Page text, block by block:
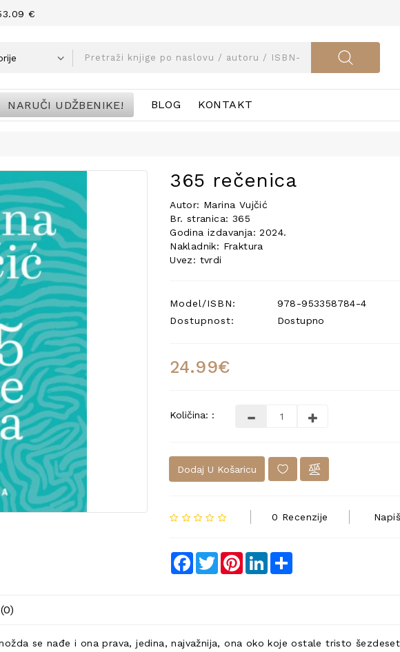
€
NARUČI UDŽBENIKE! BLOG KONTAKT
365 rečenica
Autor: Marina Vujčić
Br. stranica: 365
Godina izdavanja: 2024.
Nakladnik: Fraktura
Uvez: tvrdi
Model/ISBN:
978-953358784-4
Dostupnost:
Dostupno
24.99€
Količina: :
Dodaj U Košaricu
0 Recenzije
Facebook
TwitterPinterestLinkedIn
se nađe i ona prava, jedina, najvažnija, ona oko koje ostale tristo